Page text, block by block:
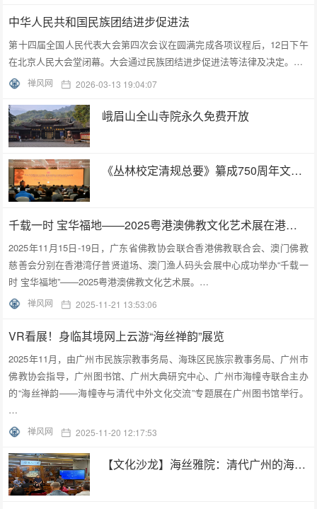
中华人民共和国民族团结进步促进法
第十四届全国人民代表大会第四次会议在圆满完成各项议程后，12日下午
在北京人民大会堂闭幕。大会通过民族团结进步促进法等法律及决定。…
禅风网 2026-03-13 19:04:07
峨眉山全山寺院永久免费开放
《丛林校定清规总要》纂成750周年文化交流活动在浙江金华举行
千载一时 宝华福地——2025粤港澳佛教文化艺术展在港澳成功举办
2025年11月15日-19日，广东省佛教协会联合香港佛教联合会、澳门佛教
慈善会分别在香港湾仔普贤道场、澳门渔人码头会展中心成功举办“千载一
时 宝华福地”——2025粤港澳佛教文化艺术展。…
禅风网 2025-11-21 13:53:06
VR看展！身临其境网上云游“海丝禅韵”展览
2025年11月，由广州市民族宗教事务局、海珠区民族宗教事务局、广州市
佛教协会指导，广州图书馆、广州大典研究中心、广州市海幢寺联合主办
的“海丝禅韵——海幢寺与清代中外文化交流”专题展在广州图书馆举行。
…
禅风网 2025-11-20 12:17:53
【文化沙龙】海丝雅院：清代广州的海幢寺及外销画